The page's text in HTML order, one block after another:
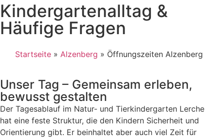
Kindergartenalltag &
Häufige Fragen
Startseite » Alzenberg » Öffnungszeiten Alzenberg
Unser Tag – Gemeinsam erleben,
bewusst gestalten
Der Tagesablauf im Natur- und Tierkindergarten Lerche
hat eine feste Struktur, die den Kindern Sicherheit und
Orientierung gibt. Er beinhaltet aber auch viel Zeit für